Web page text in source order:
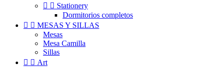
  Stationery
Dormitorios completos
  MESAS Y SILLAS
Mesas
Mesa Camilla
Sillas
  Art